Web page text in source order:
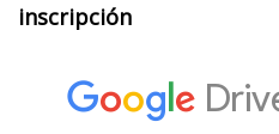
inscripción